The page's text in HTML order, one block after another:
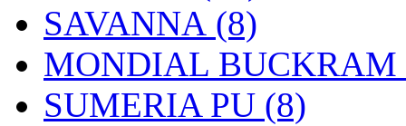
SAVANNA (8)
MONDIAL BUCKRAM
SUMERIA PU (8)